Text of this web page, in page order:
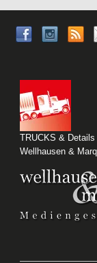
TRUCKS &
Wellhausen &